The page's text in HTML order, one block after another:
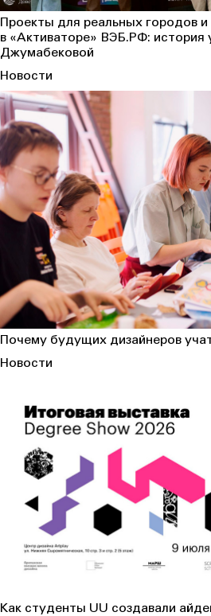
Проекты для реальных городов
в «Активаторе» ВЭБ.РФ: история
Джумабековой
Новости
Почему будущих дизайнеров
Новости
Как студенты UU создавали